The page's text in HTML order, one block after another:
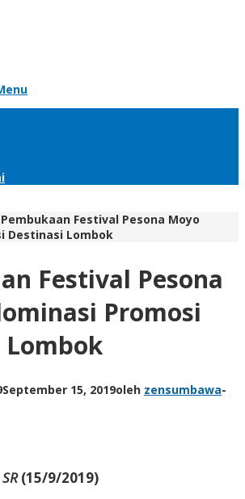
Pembukaan Festival Pesona Moyo
Destinasi Lombok
Festival Pesona
Promosi
Lombok
September 15, 2019oleh zensumbawa-
(15/9/2019)